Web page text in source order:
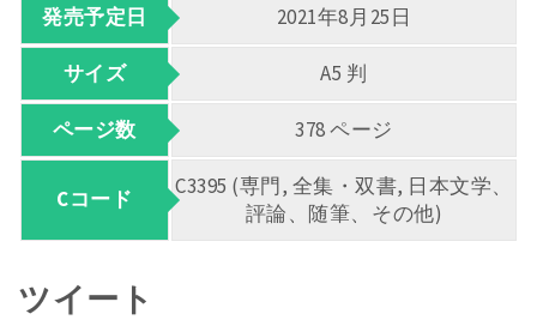
発売予定日 2021年8月25日
サイズ A5 判
ページ数 378 ページ
Cコード
C3395 (専門, 全集・双書, 日本文学、
評論、随筆、その他)
ツイート